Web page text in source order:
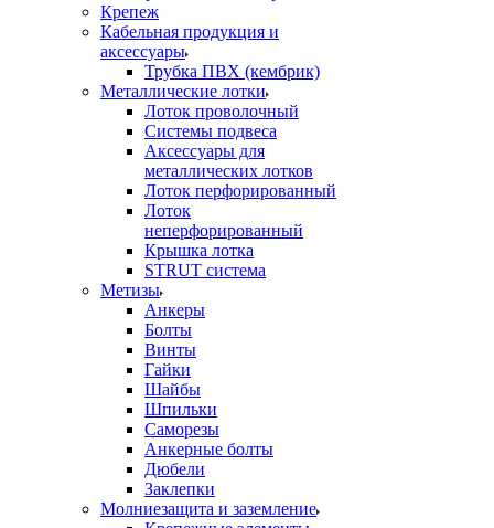
Крепеж
Кабельная продукция и
аксессуары
Трубка ПВХ (кембрик)
Металлические лотки
Лоток проволочный
Системы подвеса
Аксессуары для
металлических лотков
Лоток перфорированный
Лоток
неперфорированный
Крышка лотка
STRUT система
Метизы
Анкеры
Болты
Винты
Гайки
Шайбы
Шпильки
Саморезы
Анкерные болты
Дюбели
Заклепки
Молниезащита и заземление